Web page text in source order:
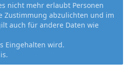
nicht mehr erlaubt Personen
Zustimmung abzulichten und im
auch für andere Daten wie
Eingehalten wird.